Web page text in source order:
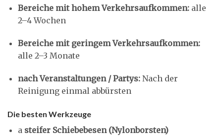
Bereiche mit hohem Verkehrsaufkommen:alle
2–4 Wochen
Bereiche mit geringem Verkehrsaufkommen:
alle 2–3 Monate
nach Veranstaltungen / Partys:Nach der
Reinigung einmal abbürsten
Die besten Werkzeuge
a steifer Schiebebesen (Nylonborsten)